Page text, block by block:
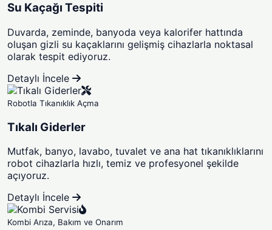
Su Kaçağı Tespiti
Duvarda, zeminde, banyoda veya kalorifer hattında
oluşan gizli su kaçaklarını gelişmiş cihazlarla noktasal
olarak tespit ediyoruz.
Detaylı İncele
Robotla Tıkanıklık Açma
Tıkalı Giderler
Mutfak, banyo, lavabo, tuvalet ve ana hat tıkanıklıklarını
robot cihazlarla hızlı, temiz ve profesyonel şekilde
açıyoruz.
Detaylı İncele
Kombi Arıza, Bakım ve Onarım